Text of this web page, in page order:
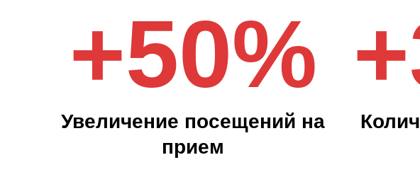
+50%
Увеличение посещений на
прием
+